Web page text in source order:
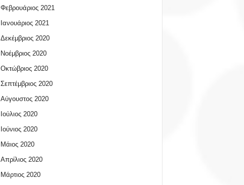
Φεβρουάριος 2021
Ιανουάριος 2021
Δεκέμβριος 2020
Νοέμβριος 2020
Οκτώβριος 2020
Σεπτέμβριος 2020
Αύγουστος 2020
Ιούλιος 2020
Ιούνιος 2020
Μάιος 2020
Απρίλιος 2020
Μάρτιος 2020